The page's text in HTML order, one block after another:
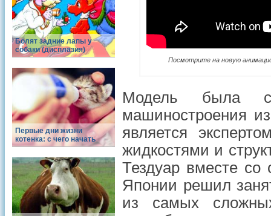
Болят задние лапы у
собаки (дисплазия)
Первые дни жизни
котенка: с чего начать
Посмотрите на новую
Модель была
машиностроения
является
жидкостями и
Тездуар вместе со
Японии решил
из самых